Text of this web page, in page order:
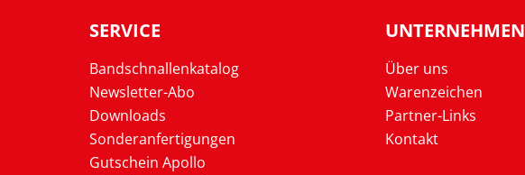
SERVICE
Bandschnallenkatalog
Newsletter-Abo
Downloads
Sonderanfertigungen
Gutschein Apollo
UNTERNEHMEN
Über uns
Warenzeichen
Partner-Links
Kontakt